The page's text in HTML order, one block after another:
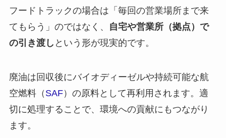
フードトラックの場合は「毎回の営業場所まで来
てもらう」のではなく、
自宅や営業所（拠点）で
の引き渡し という形が現実的です。
廃油は回収後にバイオディーゼルや持続可能な航
空燃料（ SAF）の原料として再利用されます。適
切に処理することで、環境への貢献にもつながり
ます。